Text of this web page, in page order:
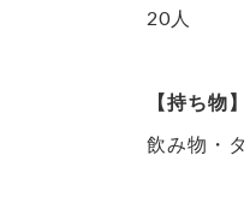
20人
【持ち物】
飲み物・